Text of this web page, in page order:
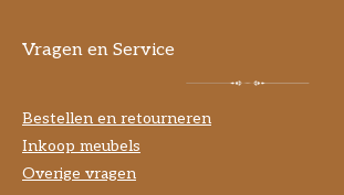
Vragen en Service
Bestellen en retourneren
Inkoop meubels
Overige vragen